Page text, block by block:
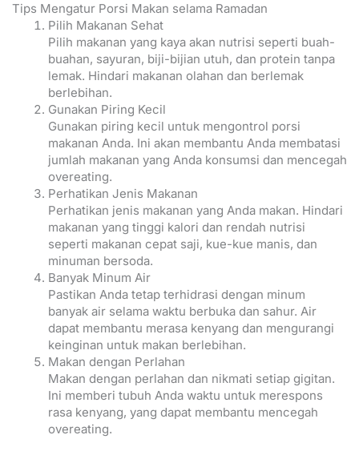
Tips Mengatur Porsi Makan selama Ramadan
Pilih Makanan Sehat
Pilih makanan yang kaya akan nutrisi seperti buah-
buahan, sayuran, biji-bijian utuh, dan protein tanpa
lemak. Hindari makanan olahan dan berlemak
berlebihan.
Gunakan Piring Kecil
Gunakan piring kecil untuk mengontrol porsi
makanan Anda. Ini akan membantu Anda membatasi
jumlah makanan yang Anda konsumsi dan mencegah
overeating.
Perhatikan Jenis Makanan
Perhatikan jenis makanan yang Anda makan. Hindari
makanan yang tinggi kalori dan rendah nutrisi
seperti makanan cepat saji, kue-kue manis, dan
minuman bersoda.
Banyak Minum Air
Pastikan Anda tetap terhidrasi dengan minum
banyak air selama waktu berbuka dan sahur. Air
dapat membantu merasa kenyang dan mengurangi
keinginan untuk makan berlebihan.
Makan dengan Perlahan
Makan dengan perlahan dan nikmati setiap gigitan.
Ini memberi tubuh Anda waktu untuk merespons
rasa kenyang, yang dapat membantu mencegah
overeating.